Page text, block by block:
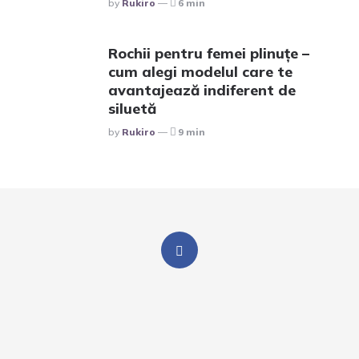
By Rukiro 6 min
Rochii pentru femei plinuțe –
cum alegi modelul care te
avantajează indiferent de
siluetă
Posted
By Rukiro 9 min